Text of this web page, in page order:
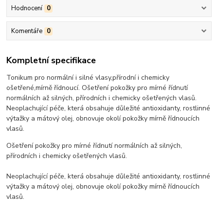
Hodnocení 0
Komentáře 0
Kompletní specifikace
Tonikum pro normální i silné vlasy,přírodní i chemicky
ošetřené,mírně řídnoucí. Ošetření pokožky pro mírné řídnutí
normálních až silných, přírodních i chemicky ošetřených vlasů.
Neoplachující péče, která obsahuje důležité antioxidanty, rostlinné
výtažky a mátový olej, obnovuje okolí pokožky mírně řídnoucích
vlasů.
Ošetření pokožky pro mírné řídnutí normálních až silných,
přírodních i chemicky ošetřených vlasů.
Neoplachující péče, která obsahuje důležité antioxidanty, rostlinné
výtažky a mátový olej, obnovuje okolí pokožky mírně řídnoucích
vlasů.